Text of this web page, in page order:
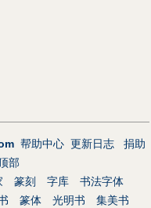
帮助中心 更新日志
捐助
部
篆刻 字库
书法字体
篆体 光明书
集美书